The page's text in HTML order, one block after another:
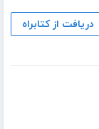
دریافت از کتابراه